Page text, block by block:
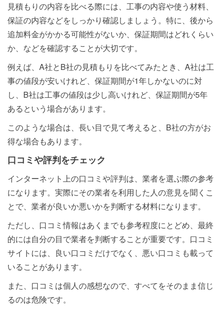
見積もりの内容を比べる際には、工事の内容や使う材料、
保証の内容などをしっかり確認しましょう。特に、後から
追加料金がかかる可能性がないか、保証期間はどれくらい
か、などを確認することが大切です。
例えば、A社とB社の見積もりを比べてみたとき、A社は工
事の値段が安いけれど、保証期間が1年しかないのに対
し、B社は工事の値段は少し高いけれど、保証期間が5年
あるという場合があります。
このような場合は、長い目で見て考えると、B社の方がお
得な場合もあります。
口コミや評判をチェック
インターネット上の口コミや評判は、業者を選ぶ際の参考
になります。実際にその業者を利用した人の意見を聞くこ
とで、業者が良いか悪いかを判断する材料になります。
ただし、口コミ情報はあくまでも参考程度にとどめ、最終
的には自分の目で業者を判断することが重要です。口コミ
サイトには、良い口コミだけでなく、悪い口コミも載って
いることがあります。
また、口コミは個人の感想なので、すべてをそのまま信じ
るのは危険です。